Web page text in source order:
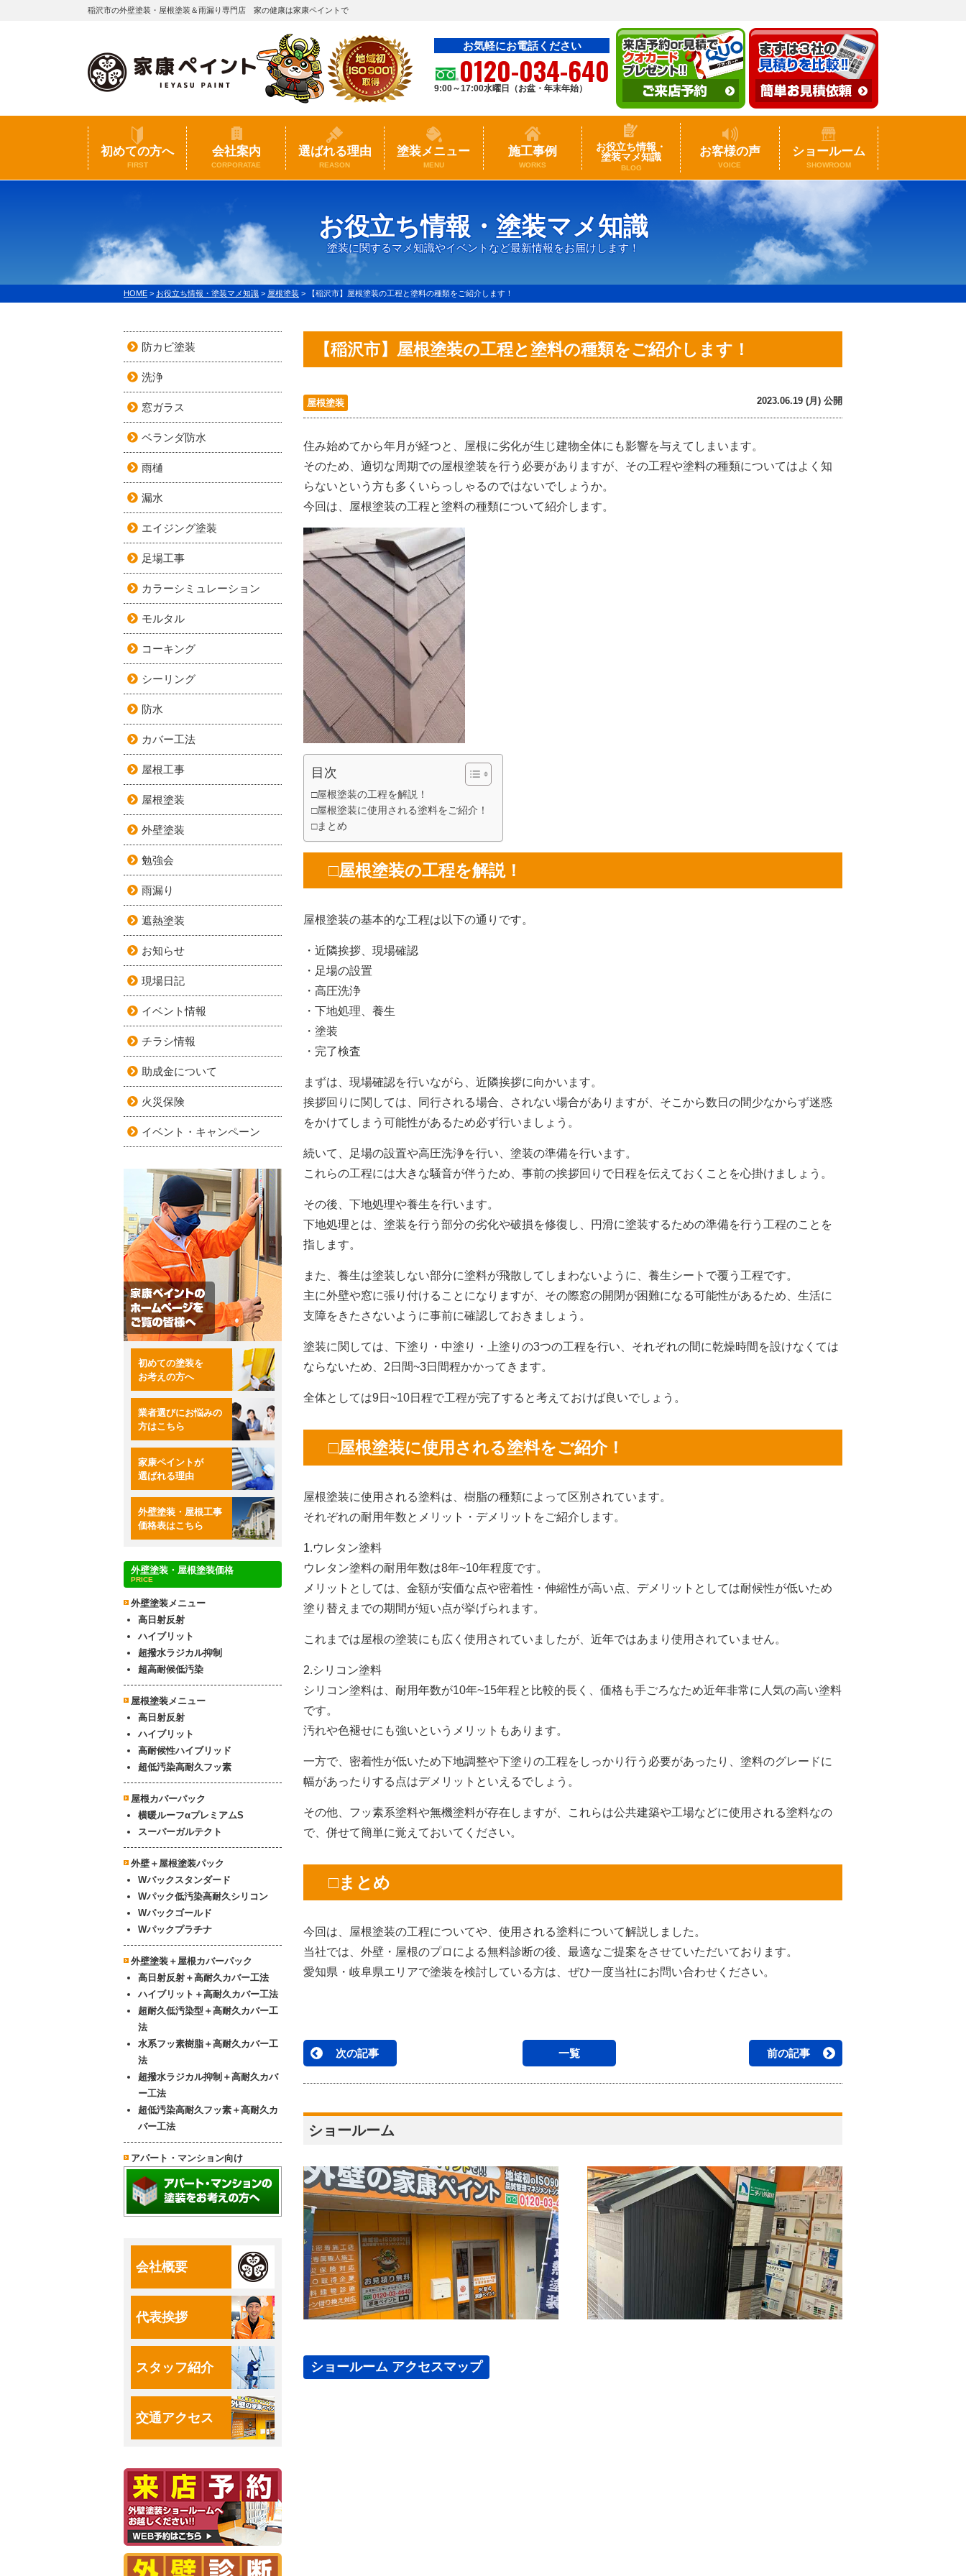
稲沢市の外壁塗装・屋根塗装＆雨漏り専門店 家の健康は家康ペイントで
お気軽にお電話ください
0120-034-640
9:00～17:00水曜日（お盆・年末年始）
初めての方へ
FIRST
会社案内
CORPORATAE
選ばれる理由
REASON
塗装メニュー
MENU
施工事例
WORKS
お役立ち情報・
塗装マメ知識
BLOG
お客様の声
VOICE
ショールーム
SHOWROOM
お役立ち情報・塗装マメ知識
塗装に関するマメ知識やイベントなど最新情報をお届けします！
HOME > お役立ち情報・塗装マメ知識 > 屋根塗装 > 【稲沢市】屋根塗装の工程と塗料の種類をご紹介します！
【稲沢市】屋根塗装の工程と塗料の種類をご紹介します！
屋根塗装 2023.06.19 (月) 公開
住み始めてから年月が経つと、屋根に劣化が生じ建物全体にも影響を与えてしまいます。
そのため、適切な周期での屋根塗装を行う必要がありますが、その工程や塗料の種類についてはよく知
らないという方も多くいらっしゃるのではないでしょうか。
今回は、屋根塗装の工程と塗料の種類について紹介します。
目次
□屋根塗装の工程を解説！
□屋根塗装に使用される塗料をご紹介！
□まとめ
□屋根塗装の工程を解説！
屋根塗装の基本的な工程は以下の通りです。
・近隣挨拶、現場確認
・足場の設置
・高圧洗浄
・下地処理、養生
・塗装
・完了検査
まずは、現場確認を行いながら、近隣挨拶に向かいます。
挨拶回りに関しては、同行される場合、されない場合がありますが、そこから数日の間少なからず迷惑
をかけてしまう可能性があるため必ず行いましょう。
続いて、足場の設置や高圧洗浄を行い、塗装の準備を行います。
これらの工程には大きな騒音が伴うため、事前の挨拶回りで日程を伝えておくことを心掛けましょう。
その後、下地処理や養生を行います。
下地処理とは、塗装を行う部分の劣化や破損を修復し、円滑に塗装するための準備を行う工程のことを
指します。
また、養生は塗装しない部分に塗料が飛散してしまわないように、養生シートで覆う工程です。
主に外壁や窓に張り付けることになりますが、その際窓の開閉が困難になる可能性があるため、生活に
支障をきたさないように事前に確認しておきましょう。
塗装に関しては、下塗り・中塗り・上塗りの3つの工程を行い、それぞれの間に乾燥時間を設けなくては
ならないため、2日間~3日間程かかってきます。
全体としては9日~10日程で工程が完了すると考えておけば良いでしょう。
□屋根塗装に使用される塗料をご紹介！
屋根塗装に使用される塗料は、樹脂の種類によって区別されています。
それぞれの耐用年数とメリット・デメリットをご紹介します。
1.ウレタン塗料
ウレタン塗料の耐用年数は8年~10年程度です。
メリットとしては、金額が安価な点や密着性・伸縮性が高い点、デメリットとしては耐候性が低いため
塗り替えまでの期間が短い点が挙げられます。
これまでは屋根の塗装にも広く使用されていましたが、近年ではあまり使用されていません。
2.シリコン塗料
シリコン塗料は、耐用年数が10年~15年程と比較的長く、価格も手ごろなため近年非常に人気の高い塗料
です。
汚れや色褪せにも強いというメリットもあります。
一方で、密着性が低いため下地調整や下塗りの工程をしっかり行う必要があったり、塗料のグレードに
幅があったりする点はデメリットといえるでしょう。
その他、フッ素系塗料や無機塗料が存在しますが、これらは公共建築や工場などに使用される塗料なの
で、併せて簡単に覚えておいてください。
□まとめ
今回は、屋根塗装の工程についてや、使用される塗料について解説しました。
当社では、外壁・屋根のプロによる無料診断の後、最適なご提案をさせていただいております。
愛知県・岐阜県エリアで塗装を検討している方は、ぜひ一度当社にお問い合わせください。
次の記事 一覧 前の記事
ショールーム
ショールーム アクセスマップ
防カビ塗装
洗浄
窓ガラス
ベランダ防水
雨樋
漏水
エイジング塗装
足場工事
カラーシミュレーション
モルタル
コーキング
シーリング
防水
カバー工法
屋根工事
屋根塗装
外壁塗装
勉強会
雨漏り
遮熱塗装
お知らせ
現場日記
イベント情報
チラシ情報
助成金について
火災保険
イベント・キャンペーン
初めての塗装を
お考えの方へ
業者選びにお悩みの
方はこちら
家康ペイントが
選ばれる理由
外壁塗装・屋根工事
価格表はこちら
外壁塗装・屋根塗装価格
PRICE
外壁塗装メニュー
高日射反射
ハイブリット
超撥水ラジカル抑制
超高耐候低汚染
屋根塗装メニュー
高日射反射
ハイブリット
高耐候性ハイブリッド
超低汚染高耐久フッ素
屋根カバーパック
横暖ルーフαプレミアムS
スーパーガルテクト
外壁＋屋根塗装パック
Wパックスタンダード
Wパック低汚染高耐久シリコン
Wパックゴールド
Wパックプラチナ
外壁塗装＋屋根カバーパック
高日射反射＋高耐久カバー工法
ハイブリット＋高耐久カバー工法
超耐久低汚染型＋高耐久カバー工
法
水系フッ素樹脂＋高耐久カバー工
法
超撥水ラジカル抑制＋高耐久カバ
ー工法
超低汚染高耐久フッ素＋高耐久カ
バー工法
アパート・マンション向け
会社概要
代表挨拶
スタッフ紹介
交通アクセス